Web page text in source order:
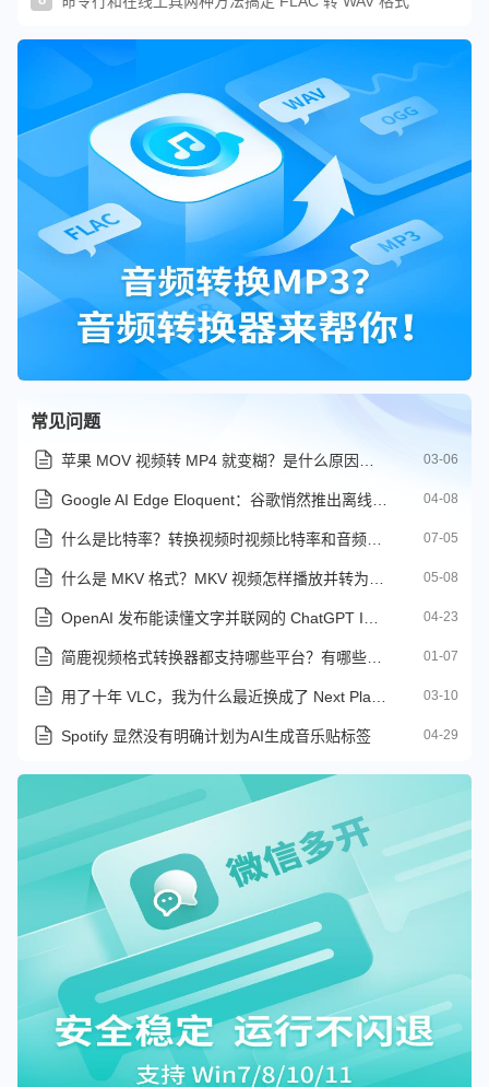
常见问题
03-06
04-08
07-05
05-08
04-23
01-07
03-10
Spotify 显然没有明确计划为AI生成音乐贴标签 04-29